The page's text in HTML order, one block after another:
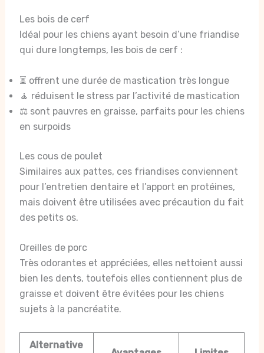
Les bois de cerf
Idéal pour les chiens ayant besoin d’une friandise
qui dure longtemps, les bois de cerf :
⏳ offrent une durée de mastication très longue
🧘 réduisent le stress par l’activité de mastication
⚖️ sont pauvres en graisse, parfaits pour les chiens
en surpoids
Les cous de poulet
Similaires aux pattes, ces friandises conviennent
pour l’entretien dentaire et l’apport en protéines,
mais doivent être utilisées avec précaution du fait
des petits os.
Oreilles de porc
Très odorantes et appréciées, elles nettoient aussi
bien les dents, toutefois elles contiennent plus de
graisse et doivent être évitées pour les chiens
sujets à la pancréatite.
Alternative